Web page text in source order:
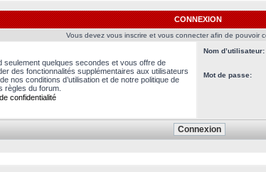
CONNEXION
Vous devez vous inscrire et vous connecter afin de pouvoir
seulement quelques secondes et vous offre de
des fonctionnalités supplémentaires aux utilisateurs
nos conditions d’utilisation et de notre politique de
règles du forum.
confidentialité
Nom d’utilisateur:
Mot de passe: